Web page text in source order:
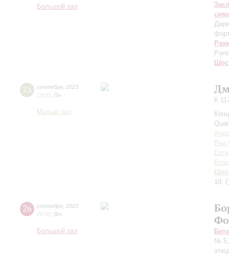
Большой зал
25 сентября 2023
19:00 Пн
Малый зал
К
Яна
10;
26 сентября 2023
20:00 Вт
Большой зал
№